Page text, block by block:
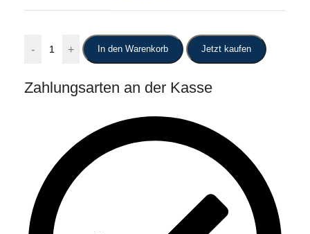
- + In den Warenkorb Jetzt kaufen
Zahlungsarten an der Kasse